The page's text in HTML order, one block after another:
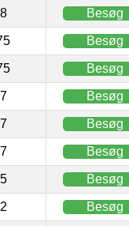
Besøg
Besøg
Besøg
Besøg
Besøg
Besøg
Besøg
Besøg